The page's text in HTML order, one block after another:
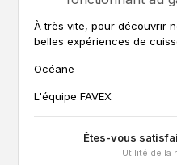
À très vite, pour découvrir
belles expériences de
Océane
L'équipe FAVEX
Êtes-vous
Utilité de la